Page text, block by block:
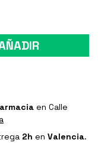
en Calle
2h en Valencia.